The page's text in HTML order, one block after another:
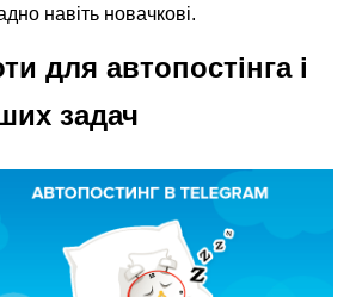
навіть новачкові.
для автопостінга і
задач